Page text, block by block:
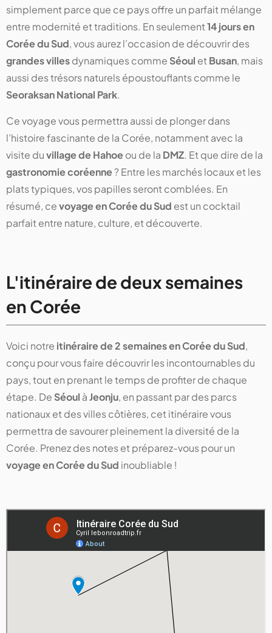
simplement parce que ce pays offre un parfait mélange
entre modernité et traditions. En seulement14 jours en
Corée du Sud, vous aurez l’occasion de découvrir des
grandes villesdynamiques comme Séoul et Busan, mais
aussi des trésors naturels époustouflants comme le
Seoraksan National Park.
Ce voyage vous permettra aussi de plonger dans
l’histoire fascinante de la Corée, notamment avec la
visite duvillage de Hahoeou de la DMZ. Et que dire de la
gastronomie coréenne? Entre les marchés locaux et les
plats typiques, vos papilles seront comblées. En
résumé, cevoyage en Corée du Sud est un cocktail
parfait entre nature, culture, et découverte.
L'itinéraire de deux semaines
en Corée
Voici notre itinéraire de 2 semaines en Corée du Sud,
conçu pour vous faire découvrir les incontournables du
pays, tout en prenant le temps de profiter de chaque
étape. De Séoul àJeonju, en passant par des parcs
nationaux et des villes côtières, cet itinéraire vous
permettra de savourer pleinement la diversité de la
Corée. Prenez des notes et préparez-vous pour un
voyage en Corée du Sud inoubliable !